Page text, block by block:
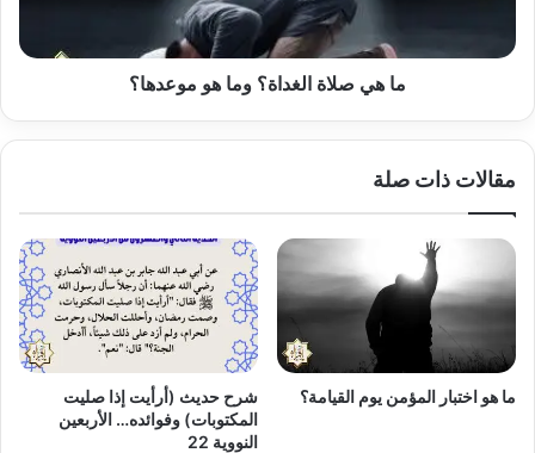
ما هي صلاة الغداة؟ وما هو موعدها؟
مقالات ذات صلة
ما هو اختبار المؤمن يوم القيامة؟
شرح حديث (أرأيت إذا صليت
المكتوبات) وفوائده… الأربعين
النووية 22